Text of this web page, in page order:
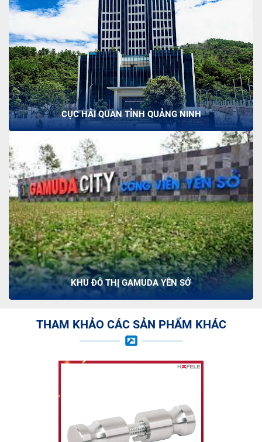
CỤC HẢI QUAN TỈNH QUẢNG NINH
KHU ĐÔ THỊ GAMUDA YÊN SỞ
THAM KHẢO CÁC SẢN PHẨM KHÁC